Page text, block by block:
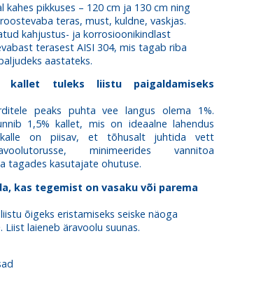
kahes pikkuses – 120 cm ja 130 cm ning
teras, must, kuldne, vaskjas.
kahjustus- ja korrosioonikindlast
terasest AISI 304, mis tagab riba
aastateks.
kallet tuleks liistu paigaldamiseks
peaks puhta vee langus olema 1%.
1,5% kallet, mis on ideaalne lahendus
kalle on piisav, et tõhusalt juhtida vett
minimeerides vannitoa
tagades kasutajate ohutuse.
kas tegemist on vasaku või parema
õigeks eristamiseks seiske näoga
Liist laieneb äravoolu suunas.